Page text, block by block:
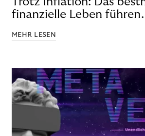
finanzielle Leben führen.
MEHR LESEN